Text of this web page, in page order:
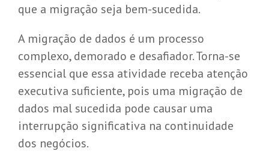
que a migração seja bem-sucedida.
A migração de dados é um processo
complexo, demorado e desafiador. Torna-se
essencial que essa atividade receba atenção
executiva suficiente, pois uma migração de
dados mal sucedida pode causar uma
interrupção significativa na continuidade
dos negócios.